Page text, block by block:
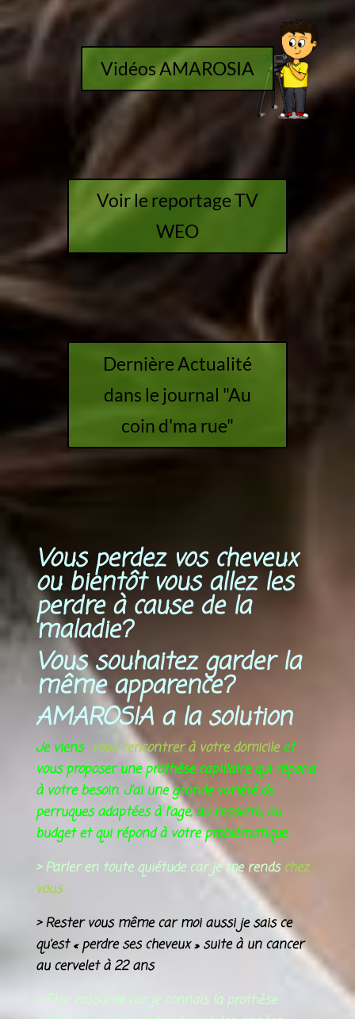
Vidéos AMAROSIA
Voir le reportage TV
WEO
Dernière Actualité
dans le journal "Au
coin d'ma rue"
Vous perdez vos cheveux
ou bientôt vous allez les
perdre à cause de la
maladie?
Vous souhaitez garder la
mêmeapparence?
AMAROSIA a la solution
Je viens vous rencontrer à votre domicileet
vous proposer une prothèse capillaire qui répond
à votre besoin. J’ai une grande variété de
perruques adaptées à l’age, au ressenti, au
budget et qui répond à votre problématique.
> Parler en toute quiétude car je me rends chez
vous
> Rester vous même car moi aussi je sais ce
qu’est « perdre ses cheveux » suite à un cancer
au cervelet à 22 ans
> Etre rassurée car je connais la prothèse